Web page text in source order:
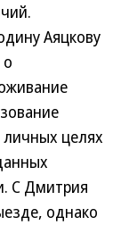
Аяцкову
целях
С Дмитрия
однако